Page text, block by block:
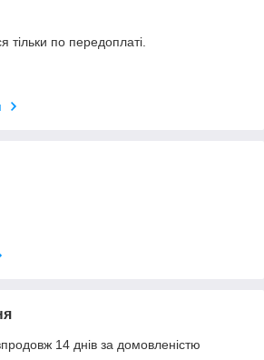
тільки по передоплаті.
14 днів за домовленістю